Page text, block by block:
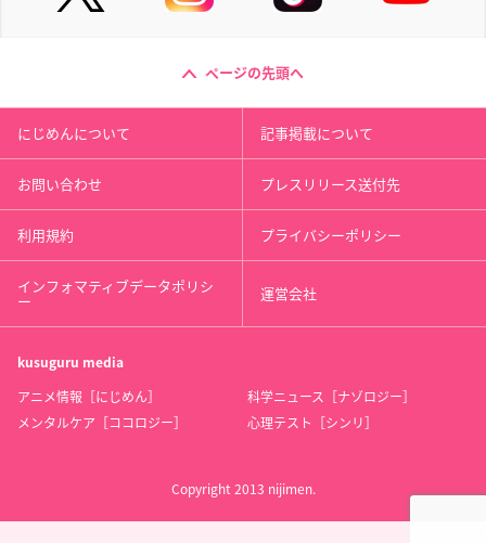
ページの先頭へ
にじめんについて 記事掲載について
お問い合わせ プレスリリース送付先
利用規約 プライバシーポリシー
インフォマティブデータポリシ
ー 運営会社
kusuguru media
アニメ情報［にじめん］
科学ニュース［ナゾロジー］
メンタルケア［ココロジー］
心理テスト［シンリ］
Copyright 2013 nijimen.